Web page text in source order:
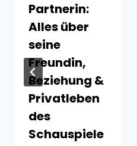
Partnerin:
Alles über
seine
Freundin,
Beziehung &
Privatleben
des
Schauspiele